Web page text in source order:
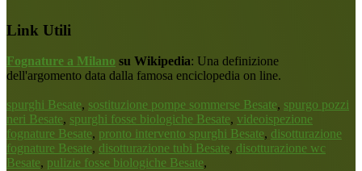
Link Utili
Fognature a Milano su Wikipedia: Una definizione
dell'argomento data dalla famosa enciclopedia on line.
spurghi Besate, sostituzione pompe sommerse Besate, spurgo pozzi
neri Besate, spurghi fosse biologiche Besate, videoispezione
fognature Besate, pronto intervento spurghi Besate, disotturazione
fognature Besate, disotturazione tubi Besate, disotturazione wc
Besate, pulizie fosse biologiche Besate,